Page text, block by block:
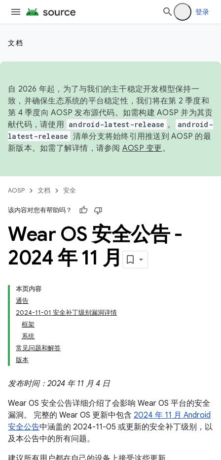
登录
文档
自 2026 年起，为了与我们的主干稳定开发模型保持一
致，并确保生态系统的平台稳定性，我们将在第 2 季度和
第 4 季度向 AOSP 发布源代码。如需构建 AOSP 并为其贡
献代码，请使用 android-latest-release 。
android-
latest-release 清单分支将始终引用推送到 AOSP 的最
新版本。如需了解详情，请参阅 AOSP 变更。
AOSP 文档 安全
该内容对您有帮助吗？
Wear OS 安全公告 -
2024 年 11 月
本页内容
通告
2024-11-01 安全补丁级别漏洞详情
框架
系统
常见问题和解答
版本
发布时间：2024 年 11 月 4 日
Wear OS 安全公告详细介绍了会影响 Wear OS 平台的安全
漏洞。 完整的 Wear OS 更新中包含 2024 年 11 月 Android
安全公告中涵盖的 2024-11-05 或更新的安全补丁级别，以
及本公告中的所有问题。